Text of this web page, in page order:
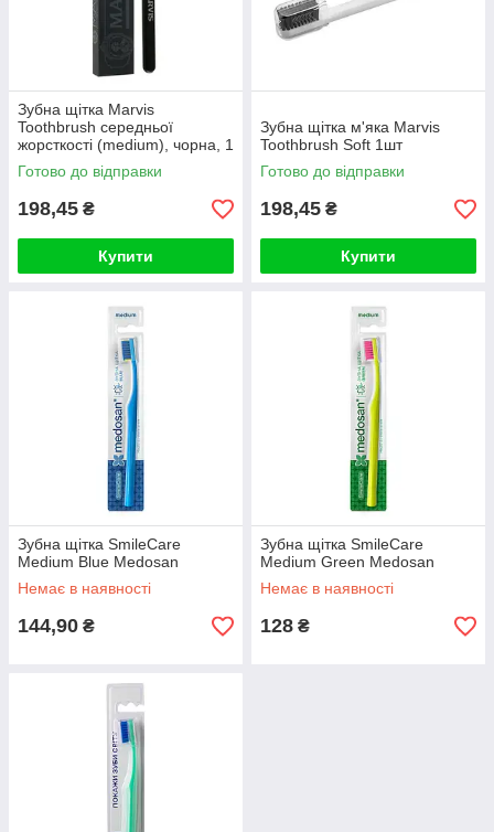
Зубна щітка Marvis
Toothbrush середньої
жорсткості (medium), чорна, 1
шт.
Готово до відправки
198,45 ₴
Купити
Зубна щітка м'яка Marvis
Toothbrush Soft 1шт
Готово до відправки
198,45 ₴
Купити
Зубна щітка SmileCare
Medium Blue Medosan
Немає в наявності
144,90 ₴
Зубна щітка SmileCare
Medium Green Medosan
Немає в наявності
128 ₴